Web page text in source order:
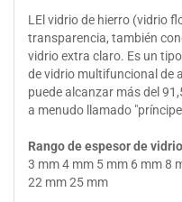
L El vidrio de hierro (vidrio
transparencia, también
vidrio extra claro. Es un
de vidrio multifuncional de
puede alcanzar más del
a menudo llamado
Rango de espesor de
3 mm 4 mm 5 mm 6 mm 8
22 mm 25 mm